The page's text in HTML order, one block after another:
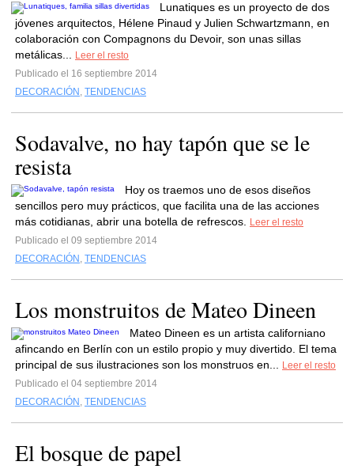
Lunatiques es un proyecto de dos
jóvenes arquitectos, Hélene Pinaud y Julien Schwartzmann, en
colaboración con Compagnons du Devoir, son unas sillas
metálicas...
Leer el resto
Publicado el 16 septiembre 2014
DECORACIÓN , TENDENCIAS
Sodavalve, no hay tapón que se le
resista
Hoy os traemos uno de esos diseños
sencillos pero muy prácticos, que facilita una de las acciones
más cotidianas, abrir una botella de refrescos.
Leer el resto
Publicado el 09 septiembre 2014
DECORACIÓN , TENDENCIAS
Los monstruitos de Mateo Dineen
Mateo Dineen es un artista californiano
afincando en Berlín con un estilo propio y muy divertido. El tema
principal de sus ilustraciones son los monstruos en...
Leer el resto
Publicado el 04 septiembre 2014
DECORACIÓN , TENDENCIAS
El bosque de papel